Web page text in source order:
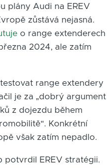
plány Audi na EREV
zůstává nejasná.
o range extenderech
2024, ale zatím
range extendery
je za „dobrý argument
z dojezdu během
Konkrétní
však zatím nepadlo.
potvrdil EREV stratégii.